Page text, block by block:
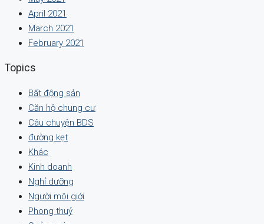
April 2021
March 2021
February 2021
Topics
Bất động sản
Căn hộ chung cư
Câu chuyện BDS
đường kẹt
Khác
Kinh doanh
Nghỉ dưỡng
Người môi giới
Phong thuỷ